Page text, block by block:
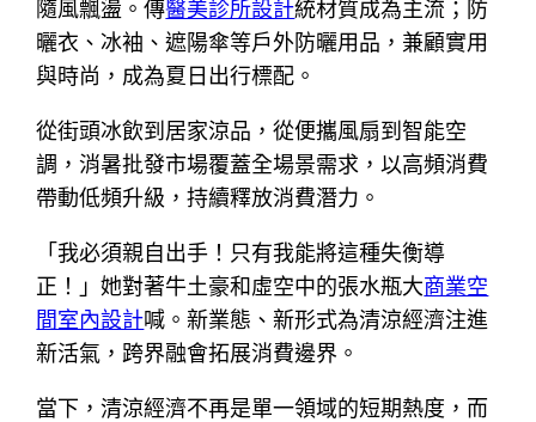
隨風飄盪。傳醫美診所設計統材質成為主流；防
曬衣、冰袖、遮陽傘等戶外防曬用品，兼顧實用
與時尚，成為夏日出行標配。
從街頭冰飲到居家涼品，從便攜風扇到智能空
調，消暑批發市場覆蓋全場景需求，以高頻消費
帶動低頻升級，持續釋放消費潛力。
「我必須親自出手！只有我能將這種失衡導
正！」她對著牛土豪和虛空中的張水瓶大商業空
間室內設計喊。新業態、新形式為清涼經濟注進
新活氣，跨界融會拓展消費邊界。
當下，清涼經濟不再是單一領域的短期熱度，而